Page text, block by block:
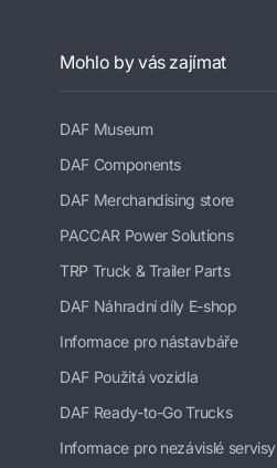
Mohlo by vás zajímat
DAF Museum
DAF Components
DAF Merchandising store
PACCAR Power Solutions
TRP Truck & Trailer Parts
DAF Náhradní díly E-shop
Informace pro nástavbáře
DAF Použitá vozidla
DAF Ready-to-Go Trucks
Informace pro nezávislé servisy